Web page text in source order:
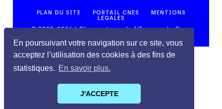
En poursuivant votre navigation sur ce site, vous
acceptez l’utilisation des cookies à des fins de
statistiques. En savoir plus.
J'ACCEPTE